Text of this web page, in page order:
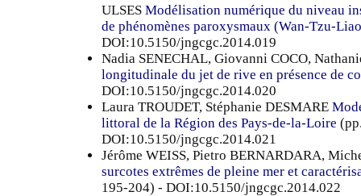
ULSES Modélisation numérique du niveau
de phénomènes paroxysmaux (Wan-Tzu-
DOI:10.5150/jngcgc.2014.019
Nadia SENECHAL, Giovanni COCO,
longitudinale du jet de rive en présence de
DOI:10.5150/jngcgc.2014.020
Laura TROUDET, Stéphanie DESMARE
littoral de la Région des Pays-de-la-Loire
DOI:10.5150/jngcgc.2014.021
Jérôme WEISS, Pietro BERNARDARA,
surcotes extrêmes de pleine mer et
195-204) - DOI:10.5150/jngcgc.2014.022